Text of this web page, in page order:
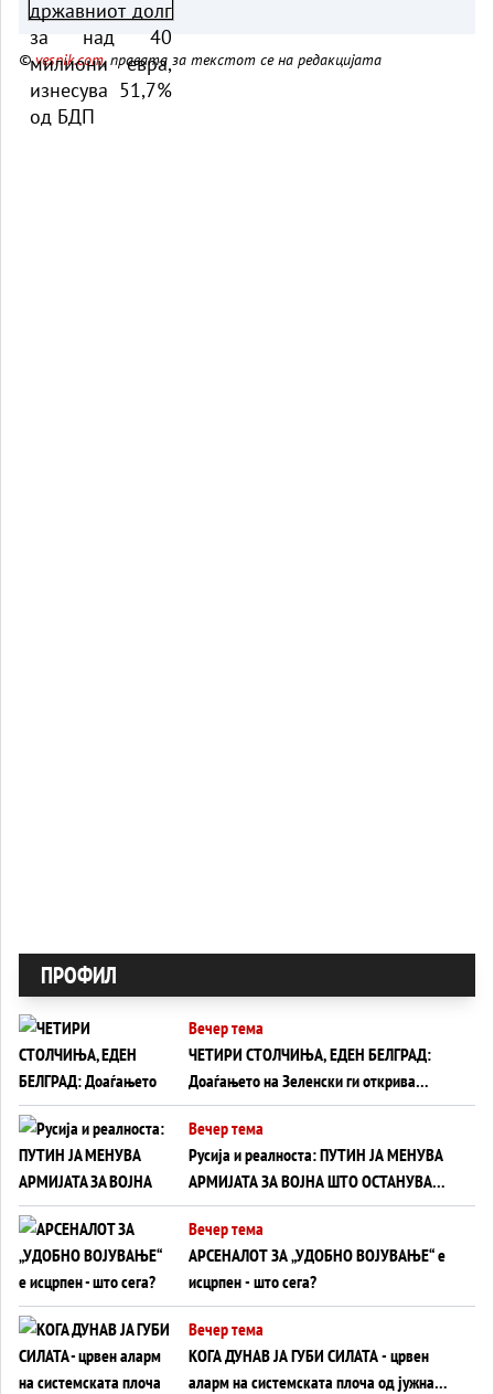
©vesnik.com, правата за текстот се на редакцијата
ПРОФИЛ
Вечер тема
ЧЕТИРИ СТОЛЧИЊА, ЕДЕН БЕЛГРАД:
Доаѓањето на Зеленски ги открива
тајните на политиката на балансирање
на Вучиќ
Вечер тема
Русија и реалноста: ПУТИН ЈА МЕНУВА
АРМИЈАТА ЗА ВОЈНА ШТО ОСТАНУВА
БЕЗ ФРОНТ
Вечер тема
АРСЕНАЛОТ ЗА „УДОБНО ВОЈУВАЊЕ“ е
исцрпен - што сега?
Вечер тема
КОГА ДУНАВ ЈА ГУБИ СИЛАТА - црвен
аларм на системската плоча од јужна